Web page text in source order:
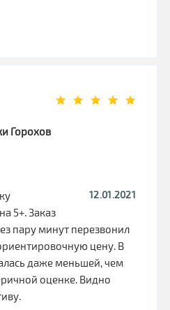
Горохов
12.01.2021
5+. Заказ
пару минут перезвонил
цену. В
даже меньшей, чем
оценке. Видно